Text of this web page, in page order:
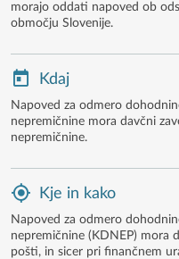
morajo oddati napoved ob
območju Slovenije.
Kdaj
Napoved za odmero
nepremičnine mora davčni
nepremičnine.
Kje in kako
Napoved za odmero
nepremičnine (KDNEP) mora
pošti, in sicer pri finančnem